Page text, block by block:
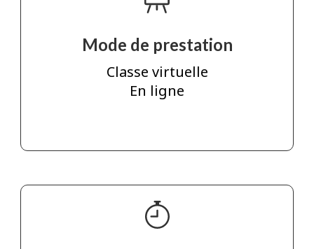
Mode de prestation
Classe virtuelle
En ligne